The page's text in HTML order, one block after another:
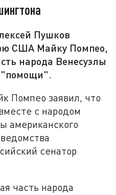
Пушков
США Майку Помпео,
народа Венесуэлы
"помощи".
Помпео заявил, что
с народом
американского
сенатор
часть народа